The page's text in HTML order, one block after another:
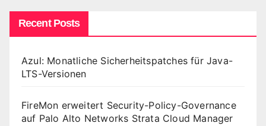
Recent Posts
Azul: Monatliche Sicherheitspatches für Java-
LTS-Versionen
FireMon erweitert Security-Policy-Governance
auf Palo Alto Networks Strata Cloud Manager